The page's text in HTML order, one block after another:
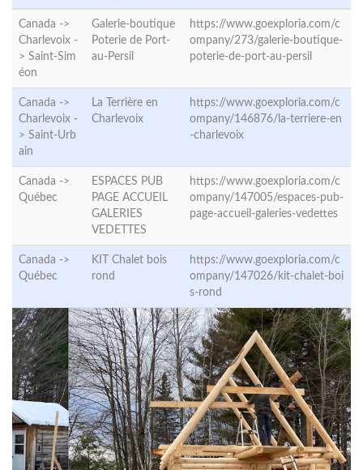
Canada ->
Charlevoix -
> Saint-Sim
éon
Galerie-boutique
Poterie de Port-
au-Persil
https://www.goexploria.com/c
ompany/273/galerie-boutique-
poterie-de-port-au-persil
Canada ->
Charlevoix -
> Saint-Urb
ain
La Terrière en
Charlevoix
https://www.goexploria.com/c
ompany/146876/la-terriere-en
-charlevoix
Canada ->
Québec
ESPACES PUB
PAGE ACCUEIL
GALERIES
VEDETTES
https://www.goexploria.com/c
ompany/147005/espaces-pub-
page-accueil-galeries-vedettes
Canada ->
Québec
KIT Chalet bois
rond
https://www.goexploria.com/c
ompany/147026/kit-chalet-boi
s-rond